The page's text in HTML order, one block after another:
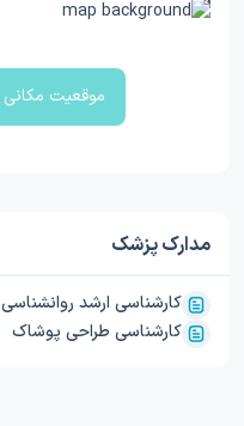
موقعیت
مدارک پزشک
کارشناسی ارشد
کارشناسی طراحی پوشاک